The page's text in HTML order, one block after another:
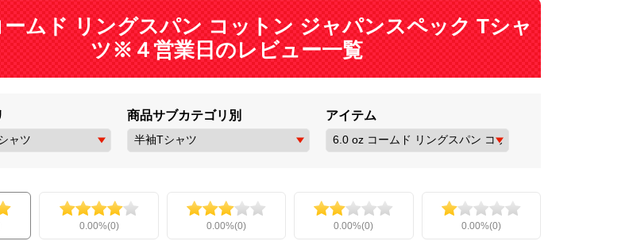
ームド リングスパン コットン ジャパンスペック Tシャ
ツ※４営業日のレビュー一覧
商品サブカテゴリ別 アイテム
0.00%(0) 0.00%(0) 0.00%(0) 0.00%(0)